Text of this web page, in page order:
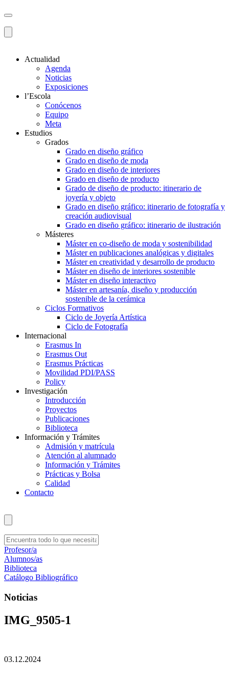
Actualidad
Agenda
Noticias
Exposiciones
l’Escola
Conócenos
Equipo
Meta
Estudios
Grados
Grado en diseño gráfico
Grado en diseño de moda
Grado en diseño de interiores
Grado en diseño de producto
Grado de diseño de producto: itinerario de
joyería y objeto
Grado en diseño gráfico: itinerario de fotografía y
creación audiovisual
Grado en diseño gráfico: itinerario de ilustración
Másteres
Máster en co-diseño de moda y sostenibilidad
Máster en publicaciones analógicas y digitales
Máster en creatividad y desarrollo de producto
Máster en diseño de interiores sostenible
Máster en diseño interactivo
Máster en artesanía, diseño y producción
sostenible de la cerámica
Ciclos Formativos
Ciclo de Joyería Artística
Ciclo de Fotografía
Internacional
Erasmus In
Erasmus Out
Erasmus Prácticas
Movilidad PDI/PASS
Policy
Investigación
Introducción
Proyectos
Publicaciones
Biblioteca
Información y Trámites
Admisión y matrícula
Atención al alumnado
Información y Trámites
Prácticas y Bolsa
Calidad
Contacto
Profesor/a
Alumnos/as
Biblioteca
Catálogo Bibliográfico
Noticias
IMG_9505-1
03.12.2024